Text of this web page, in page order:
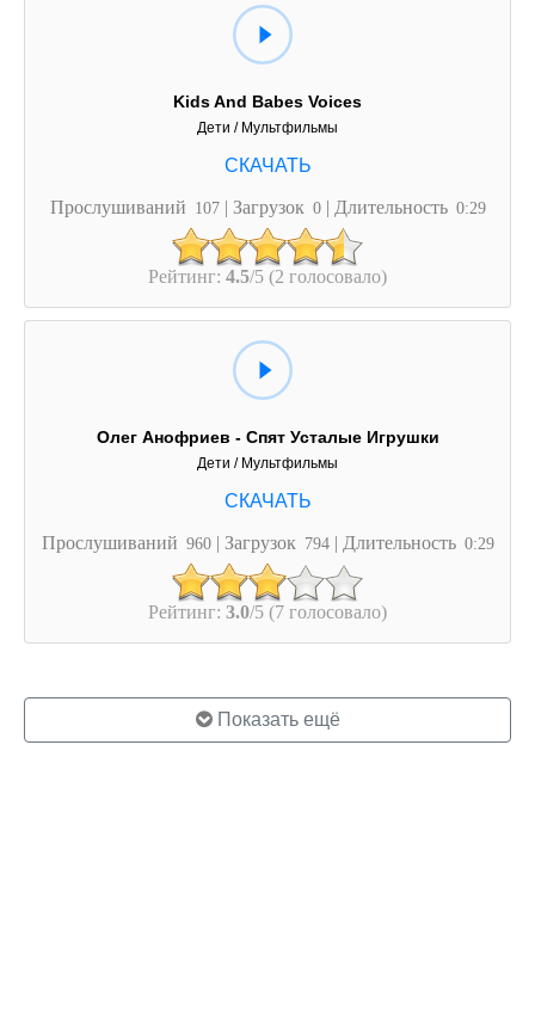
Kids And Babes Voices
Дети / Мультфильмы
Прослушиваний 107 | Загрузок 0 | Длительность 0:29
Рейтинг: 4.5/5 (2 голосовало)
Олег Анофриев - Спят Усталые Игрушки
Дети / Мультфильмы
Прослушиваний 960 | Загрузок 794 | Длительность 0:29
Рейтинг: 3.0/5 (7 голосовало)
Показать ещё